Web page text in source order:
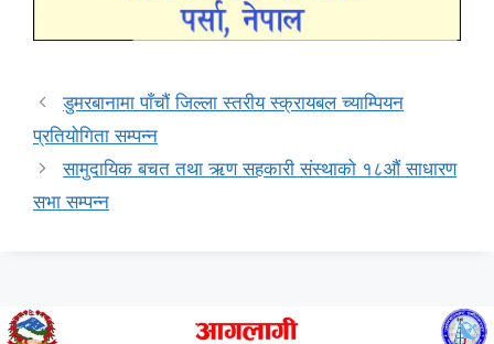
डुमरबानामा पाँचौं जिल्ला स्तरीय स्क्रायबल च्याम्पियन
प्रतियोगिता सम्पन्न
सामुदायिक बचत तथा ऋण सहकारी संस्थाको १८औं साधारण
सभा सम्पन्न